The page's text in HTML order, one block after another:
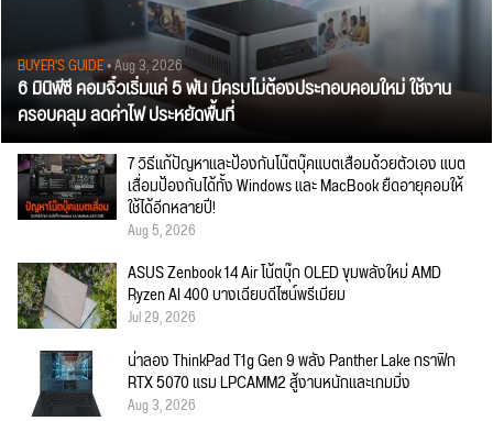
BUYER'S GUIDE• Aug 3, 2026
6 มินิพีซี คอมจิ๋วเริ่มแค่ 5 พัน มีครบไม่ต้องประกอบคอมใหม่ ใช้งาน
ครอบคลุม ลดค่าไฟ ประหยัดพื้นที่
7 วิธีแก้ปัญหาและป้องกันโน๊ตบุ๊คแบตเสื่อมด้วยตัวเอง แบต
เสื่อมป้องกันได้ทั้ง Windows และ MacBook ยืดอายุคอมให้
ใช้ได้อีกหลายปี!
Aug 5, 2026
ASUS Zenbook 14 Air โน้ตบุ๊ก OLED ขุมพลังใหม่ AMD
Ryzen AI 400 บางเฉียบดีไซน์พรีเมียม
Jul 29, 2026
น่าลอง ThinkPad T1g Gen 9 พลัง Panther Lake กราฟิก
RTX 5070 แรม LPCAMM2 สู้งานหนักและเกมมิ่ง
Aug 3, 2026